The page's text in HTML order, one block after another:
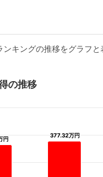
キングの推移をグラフと
の推移
円
円 377.32万円
377.32万円